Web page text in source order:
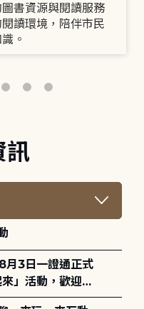
書資源與閱讀服務
讀環境，陪伴市民
。
訊
」活動，歡迎踴
)。